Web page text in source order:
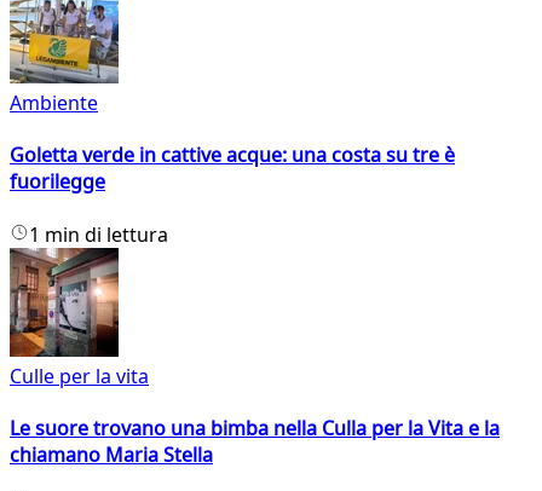
Ambiente
Goletta verde in cattive acque: una costa su tre è
fuorilegge
1 min di lettura
Culle per la vita
Le suore trovano una bimba nella Culla per la Vita e la
chiamano Maria Stella